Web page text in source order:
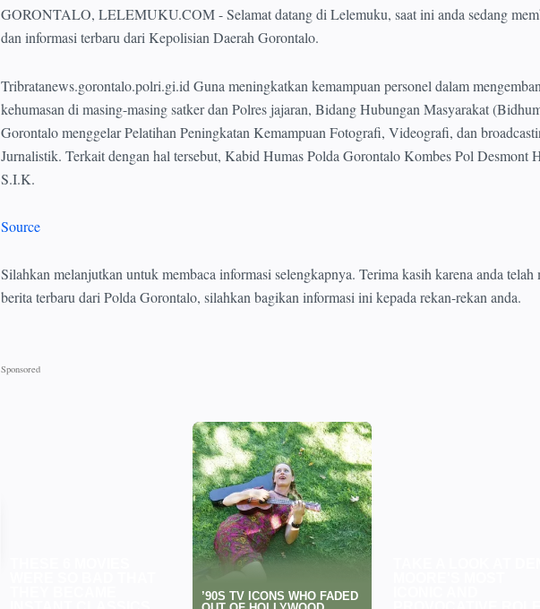
GORONTALO, LELEMUKU.COM - Selamat datang di Lelemuku, saat ini anda sedang
dan informasi terbaru dari Kepolisian Daerah Gorontalo.
Tribratanews.gorontalo.polri.gi.id Guna meningkatkan kemampuan personel dalam
kehumasan di masing-masing satker dan Polres jajaran, Bidang Hubungan Masyarakat
Gorontalo menggelar Pelatihan Peningkatan Kemampuan Fotografi, Videografi, dan
Jurnalistik. Terkait dengan hal tersebut, Kabid Humas Polda Gorontalo Kombes Pol Desmont
S.I.K.
Source
Silahkan melanjutkan untuk membaca informasi selengkapnya. Terima kasih karena anda telah
berita terbaru dari Polda Gorontalo, silahkan bagikan informasi ini kepada rekan-rekan anda.